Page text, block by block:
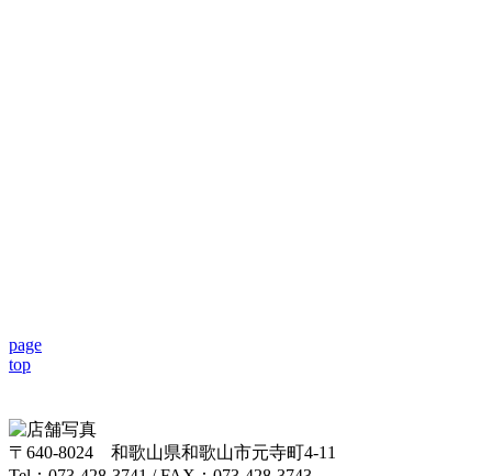
page
top
〒640-8024 和歌山県和歌山市元寺町4-11